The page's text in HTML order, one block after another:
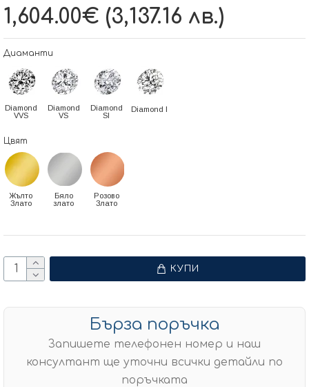
1,604.00€ (3,137.16 лв.)
Диаманти
Diamond
VVS
Diamond
VS
Diamond
SI
Diamond I
Цвят
Жълто
Злато
Бяло
злато
Розово
Злато
КУПИ
Бърза поръчка
Запишете телефонен номер и наш
консултант ще уточни всички детайли по
поръчката